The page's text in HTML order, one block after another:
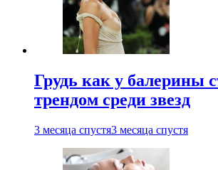
Грудь как у балерины
трендом среди звезд
3 месяца спустя3 месяца спустя